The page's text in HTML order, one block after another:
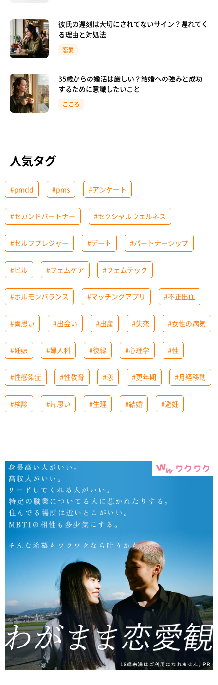
彼氏の遅刻は大切にされてないサイン？遅れてく
る理由と対処法
恋愛
35歳からの婚活は厳しい？結婚への強みと成功
するために意識したいこと
こころ
人気タグ
#pmdd #pms #アンケート
#セカンドパートナー #セクシャルウェルネス
#セルフプレジャー #デート #パートナーシップ
#ピル #フェムケア #フェムテック
#ホルモンバランス #マッチングアプリ #不正出血
#両思い #出会い #出産 #失恋 #女性の病気
#妊娠 #婦人科 #復縁 #心理学 #性
#性感染症 #性教育 #恋 #更年期 #月経移動
#検診 #片思い #生理 #結婚 #避妊